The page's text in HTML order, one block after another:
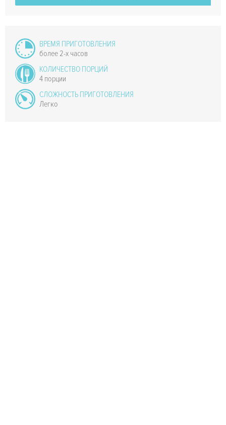
ВРЕМЯ ПРИГОТОВЛЕНИЯ
более 2-х часов
КОЛИЧЕСТВО ПОРЦИЙ
4 порции
СЛОЖНОСТЬ ПРИГОТОВЛЕНИЯ
Легко